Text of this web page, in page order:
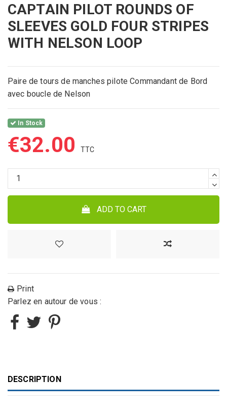
CAPTAIN PILOT ROUNDS OF
SLEEVES GOLD FOUR STRIPES
WITH NELSON LOOP
Paire de tours de manches pilote Commandant de Bord
avec boucle de Nelson
In Stock
€32.00
ADD TO CART
Print
Parlez en autour de vous :
DESCRIPTION